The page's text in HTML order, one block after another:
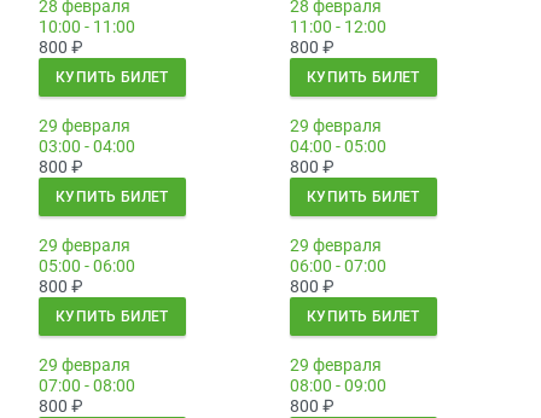
28 февраля
10:00 - 11:00
800 ₽
КУПИТЬ БИЛЕТ
28 февраля
11:00 - 12:00
800 ₽
КУПИТЬ БИЛЕТ
29 февраля
03:00 - 04:00
800 ₽
КУПИТЬ БИЛЕТ
29 февраля
04:00 - 05:00
800 ₽
КУПИТЬ БИЛЕТ
29 февраля
05:00 - 06:00
800 ₽
КУПИТЬ БИЛЕТ
29 февраля
06:00 - 07:00
800 ₽
КУПИТЬ БИЛЕТ
29 февраля
07:00 - 08:00
800 ₽
29 февраля
08:00 - 09:00
800 ₽